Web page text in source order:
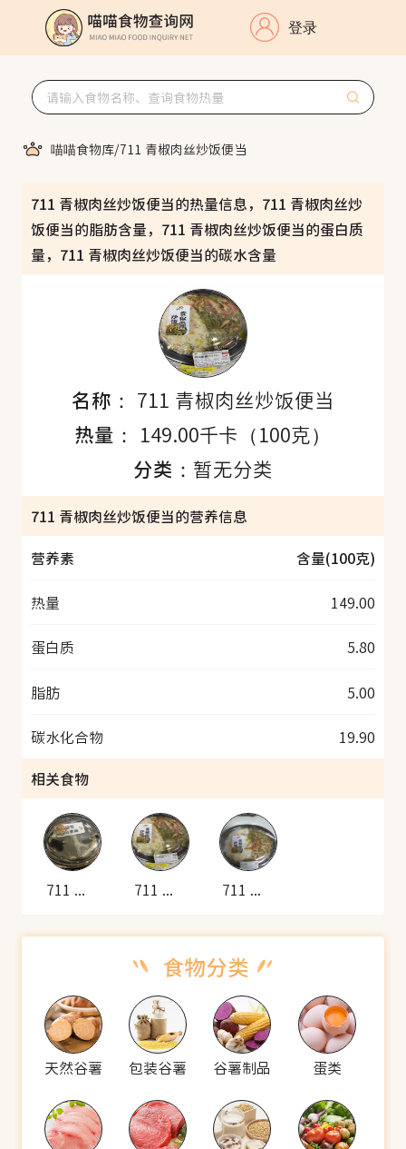
登录
喵喵食物库/711 青椒肉丝炒饭便当
711 青椒肉丝炒饭便当的热量信息，711 青椒肉丝炒
饭便当的脂肪含量，711 青椒肉丝炒饭便当的蛋白质
量，711 青椒肉丝炒饭便当的碳水含量
名称： 711 青椒肉丝炒饭便当
热量： 149.00千卡（100克）
分类： 暂无分类
711 青椒肉丝炒饭便当的营养信息
营养素
含量(100克)
热量 149.00
蛋白质 5.80
脂肪 5.00
碳水化合物
19.90
相关食物
711 青椒肉丝炒饭便当 711 青椒肉丝炒饭便当 711 青椒肉丝炒饭便当
天然谷薯 包装谷薯 谷薯制品 蛋类